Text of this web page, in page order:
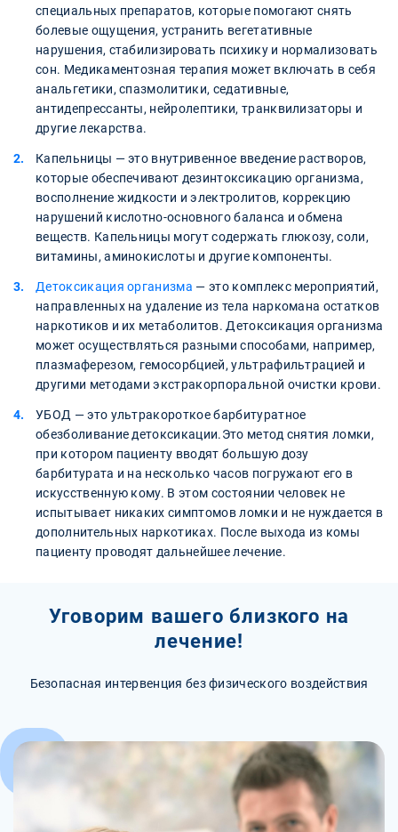
специальных препаратов, которые помогают снять
болевые ощущения, устранить вегетативные
нарушения, стабилизировать психику и нормализовать
сон. Медикаментозная терапия может включать в себя
анальгетики, спазмолитики, седативные,
антидепрессанты, нейролептики, транквилизаторы и
другие лекарства.
Капельницы — это внутривенное введение растворов,
которые обеспечивают дезинтоксикацию организма,
восполнение жидкости и электролитов, коррекцию
нарушений кислотно-основного баланса и обмена
веществ. Капельницы могут содержать глюкозу, соли,
витамины, аминокислоты и другие компоненты.
Детоксикация организма — это комплекс мероприятий,
направленных на удаление из тела наркомана остатков
наркотиков и их метаболитов. Детоксикация организма
может осуществляться разными способами, например,
плазмаферезом, гемосорбцией, ультрафильтрацией и
другими методами экстракорпоральной очистки крови.
УБОД — это ультракороткое барбитуратное
обезболивание детоксикации.Это метод снятия ломки,
при котором пациенту вводят большую дозу
барбитурата и на несколько часов погружают его в
искусственную кому. В этом состоянии человек не
испытывает никаких симптомов ломки и не нуждается в
дополнительных наркотиках. После выхода из комы
пациенту проводят дальнейшее лечение.
Уговорим вашего близкого на
лечение!
Безопасная интервенция без физического воздействия